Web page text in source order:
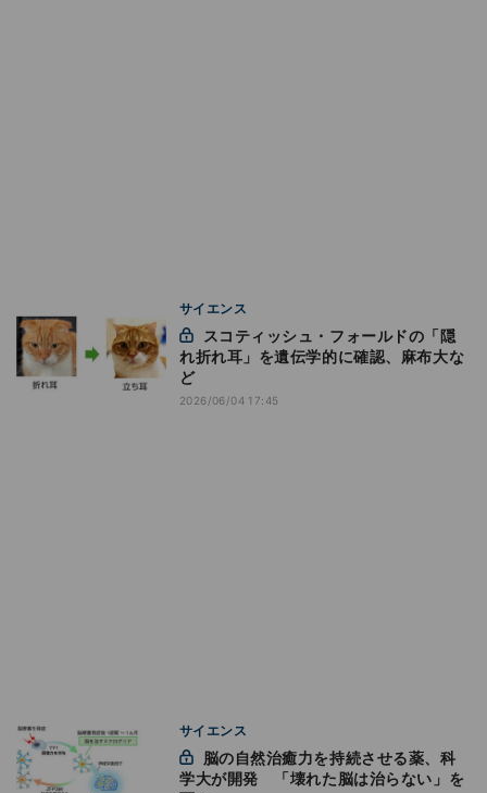
サイエンス
れ折れ耳」を遺伝学的に確認、麻布大な
ど
2026/06/04 17:45
サイエンス
学大が開発 「壊れた脳は治らない」を